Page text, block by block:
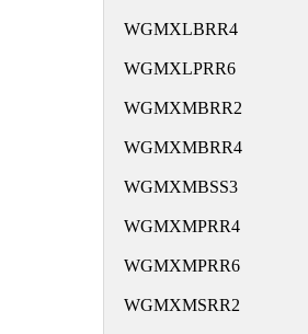
WGMXLBRR4
WGMXLPRR6
WGMXMBRR2
WGMXMBRR4
WGMXMBSS3
WGMXMPRR4
WGMXMPRR6
WGMXMSRR2